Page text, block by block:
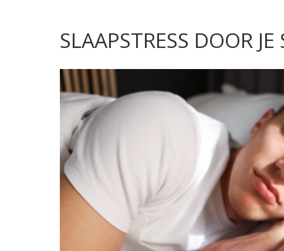
SLAAPSTRESS DOOR